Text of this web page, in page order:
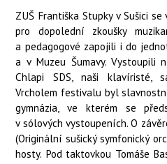
ZUŠ Františka Stupky v Sušici
pro dopolední zkoušky
a pedagogové zapojili i do
a v Muzeu Šumavy. Vystoupili
Chlapi SDS, naši klavíristé,
Vrcholem festivalu byl
gymnázia, ve kterém se
v sólových vystoupeních. O
(Originální sušický symfonický
hosty. Pod taktovkou Tomáše